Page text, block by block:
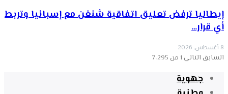
إيطاليا ترفض تعليق اتفاقية شنغن مع إسبانيا وتربط
أي قرار…
8 أغسطس, 2026
السابق التالي 1 من 7٬295
جهوية